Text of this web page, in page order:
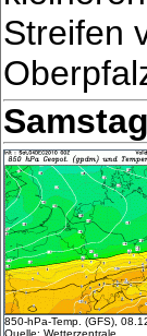
Streifen
850-hPa-Temp. (GFS),
Quelle: Wetterzentrale